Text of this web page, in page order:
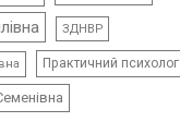
ЗДНВР
Практичний психолог